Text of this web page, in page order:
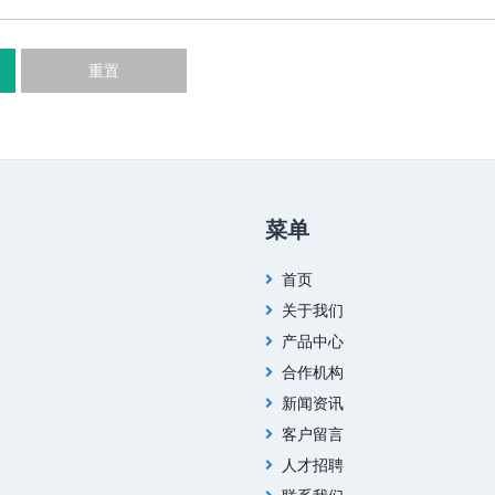
重置
菜单
首页
关于我们
产品中心
合作机构
新闻资讯
客户留言
人才招聘